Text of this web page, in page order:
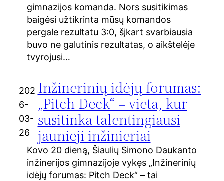
gimnazijos komanda. Nors susitikimas
baigėsi užtikrinta mūsų komandos
pergale rezultatu 3:0, šįkart svarbiausia
buvo ne galutinis rezultatas, o aikštelėje
tvyrojusi…
202
6-
03-
26
Inžinerinių idėjų forumas:
„Pitch Deck“ – vieta, kur
susitinka talentingiausi
jaunieji inžinieriai
Kovo 20 dieną, Šiaulių Simono Daukanto
inžinerijos gimnazijoje vykęs „Inžinerinių
idėjų forumas: Pitch Deck“ – tai